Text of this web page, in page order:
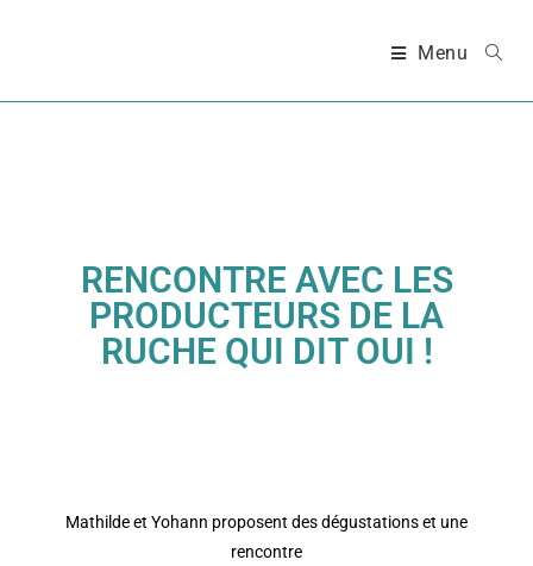
Menu
RENCONTRE AVEC LES
PRODUCTEURS DE LA
RUCHE QUI DIT OUI !
Mathilde et Yohann proposent des dégustations et une
rencontre